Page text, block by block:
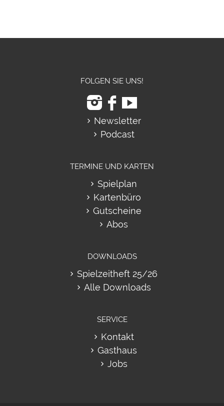
FOLGEN SIE UNS!
Newsletter
Podcast
TERMINE UND KARTEN
Spielplan
Kartenbüro
Gutscheine
Abos
DOWNLOADS
Spielzeitheft 25/26
Alle Downloads
SERVICE
Kontakt
Gasthaus
Jobs